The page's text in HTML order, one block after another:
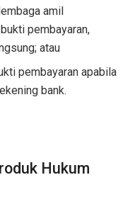
amil
pembayaran,
atau
pembayaran apabila
bank.
Hukum